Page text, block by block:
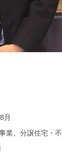
、分譲住宅・